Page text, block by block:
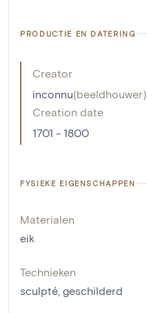
PRODUCTIE EN DATERING
Creator
inconnu(beeldhouwer)
Creation date
1701 - 1800
FYSIEKE EIGENSCHAPPEN
Materialen
eik
Technieken
sculpté geschilderd